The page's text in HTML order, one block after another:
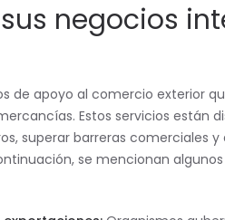
negocios
de apoyo al comercio exterior
Estos servicios están
superar barreras comerciales
se mencionan